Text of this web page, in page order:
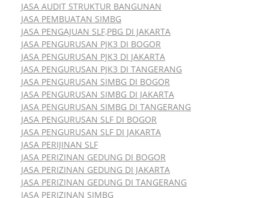
JASA AUDIT STRUKTUR BANGUNAN
JASA PEMBUATAN SIMBG
JASA PENGAJUAN SLF,PBG DI JAKARTA
JASA PENGURUSAN PJK3 DI BOGOR
JASA PENGURUSAN PJK3 DI JAKARTA
JASA PENGURUSAN PJK3 DI TANGERANG
JASA PENGURUSAN SIMBG DI BOGOR
JASA PENGURUSAN SIMBG DI JAKARTA
JASA PENGURUSAN SIMBG DI TANGERANG
JASA PENGURUSAN SLF DI BOGOR
JASA PENGURUSAN SLF DI JAKARTA
JASA PERIJINAN SLF
JASA PERIZINAN GEDUNG DI BOGOR
JASA PERIZINAN GEDUNG DI JAKARTA
JASA PERIZINAN GEDUNG DI TANGERANG
JASA PERIZINAN SIMBG